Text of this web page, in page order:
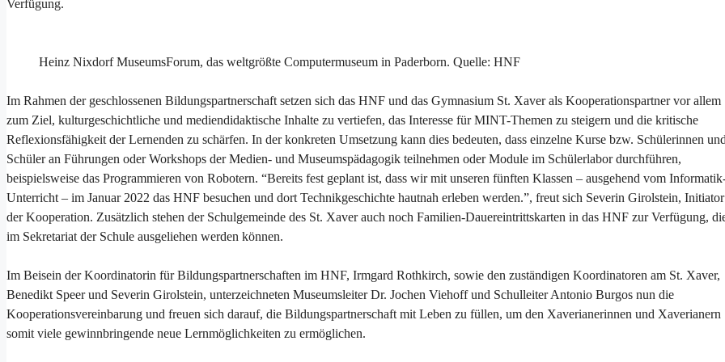
Verfügung.
Heinz Nixdorf MuseumsForum, das weltgrößte Computermuseum in Paderborn. Quelle: HNF
Im Rahmen der geschlossenen Bildungspartnerschaft setzen sich das HNF und das Gymnasium St. Xaver als Kooperationspartner vor allem
zum Ziel, kulturgeschichtliche und mediendidaktische Inhalte zu vertiefen, das Interesse für MINT-Themen zu steigern und die kritische
Reflexionsfähigkeit der Lernenden zu schärfen. In der konkreten Umsetzung kann dies bedeuten, dass einzelne Kurse bzw. Schülerinnen und
Schüler an Führungen oder Workshops der Medien- und Museumspädagogik teilnehmen oder Module im Schülerlabor durchführen,
beispielsweise das Programmieren von Robotern. “Bereits fest geplant ist, dass wir mit unseren fünften Klassen – ausgehend vom
Unterricht – im Januar 2022 das HNF besuchen und dort Technikgeschichte hautnah erleben werden.”, freut sich Severin Girolstein, Initiator
der Kooperation. Zusätzlich stehen der Schulgemeinde des St. Xaver auch noch Familien-Dauereintrittskarten in das HNF zur Verfügung,
im Sekretariat der Schule ausgeliehen werden können.
Im Beisein der Koordinatorin für Bildungspartnerschaften im HNF, Irmgard Rothkirch, sowie den zuständigen Koordinatoren am St. Xaver,
Benedikt Speer und Severin Girolstein, unterzeichneten Museumsleiter Dr. Jochen Viehoff und Schulleiter Antonio Burgos nun die
Kooperationsvereinbarung und freuen sich darauf, die Bildungspartnerschaft mit Leben zu füllen, um den Xaverianerinnen und Xaverianern
somit viele gewinnbringende neue Lernmöglichkeiten zu ermöglichen.